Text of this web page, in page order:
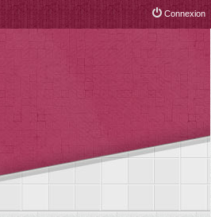
Connexion